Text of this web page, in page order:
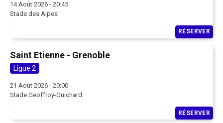
14 Août 2026 - 20:45
Stade des Alpes
RÉSERVER
Saint Etienne - Grenoble
Ligue 2
21 Août 2026 - 20:00
Stade Geoffroy-Guichard
RÉSERVER